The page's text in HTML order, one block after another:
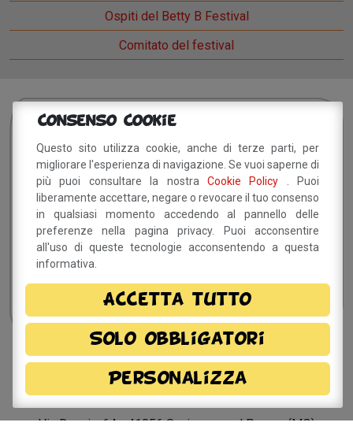
Ospiti del Betty B Festival
Comitato del festival
Sei interessato?
in contatto!
Dichiaro di aver preso visione dellainformativa
privacy
e, autorizzo il trattamento dei miei dati
personali.
Sito a cura del Comune di
Savignano sul Panaro
Consenso Cookie
Questo sito utilizza cookie, anche di terze parti, per
migliorare l'esperienza di navigazione. Se vuoi saperne di
più puoi consultare la nostra Cookie Policy
. Puoi
liberamente accettare, negare o revocare il tuo consenso
in qualsiasi momento accedendo al pannello delle
preferenze nella pagina privacy. Puoi acconsentire
all'uso di queste tecnologie acconsentendo a questa
informativa.
Accetta tutto
Solo obbligatori
Personalizza